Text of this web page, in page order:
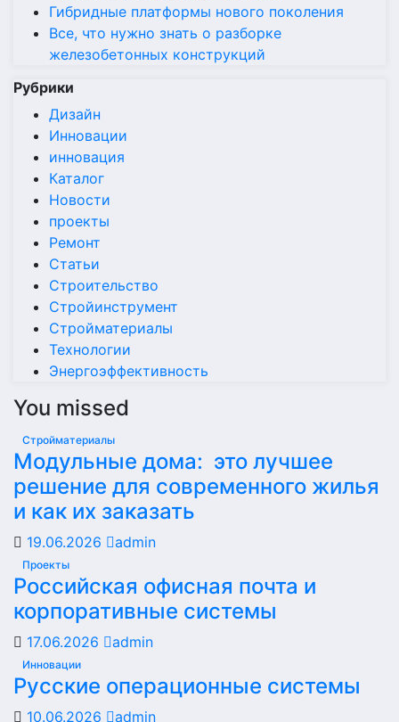
Гибридные платформы нового поколения
Все, что нужно знать о разборке
железобетонных конструкций
Рубрики
Дизайн
Инновации
инновация
Каталог
Новости
проекты
Ремонт
Статьи
Строительство
Стройинструмент
Стройматериалы
Технологии
Энергоэффективность
You missed
Стройматериалы
Модульные дома: это лучшее
решение для современного жилья
и как их заказать
19.06.2026 admin
Проекты
Российская офисная почта и
корпоративные системы
17.06.2026 admin
Инновации
Русские операционные системы
10.06.2026 admin